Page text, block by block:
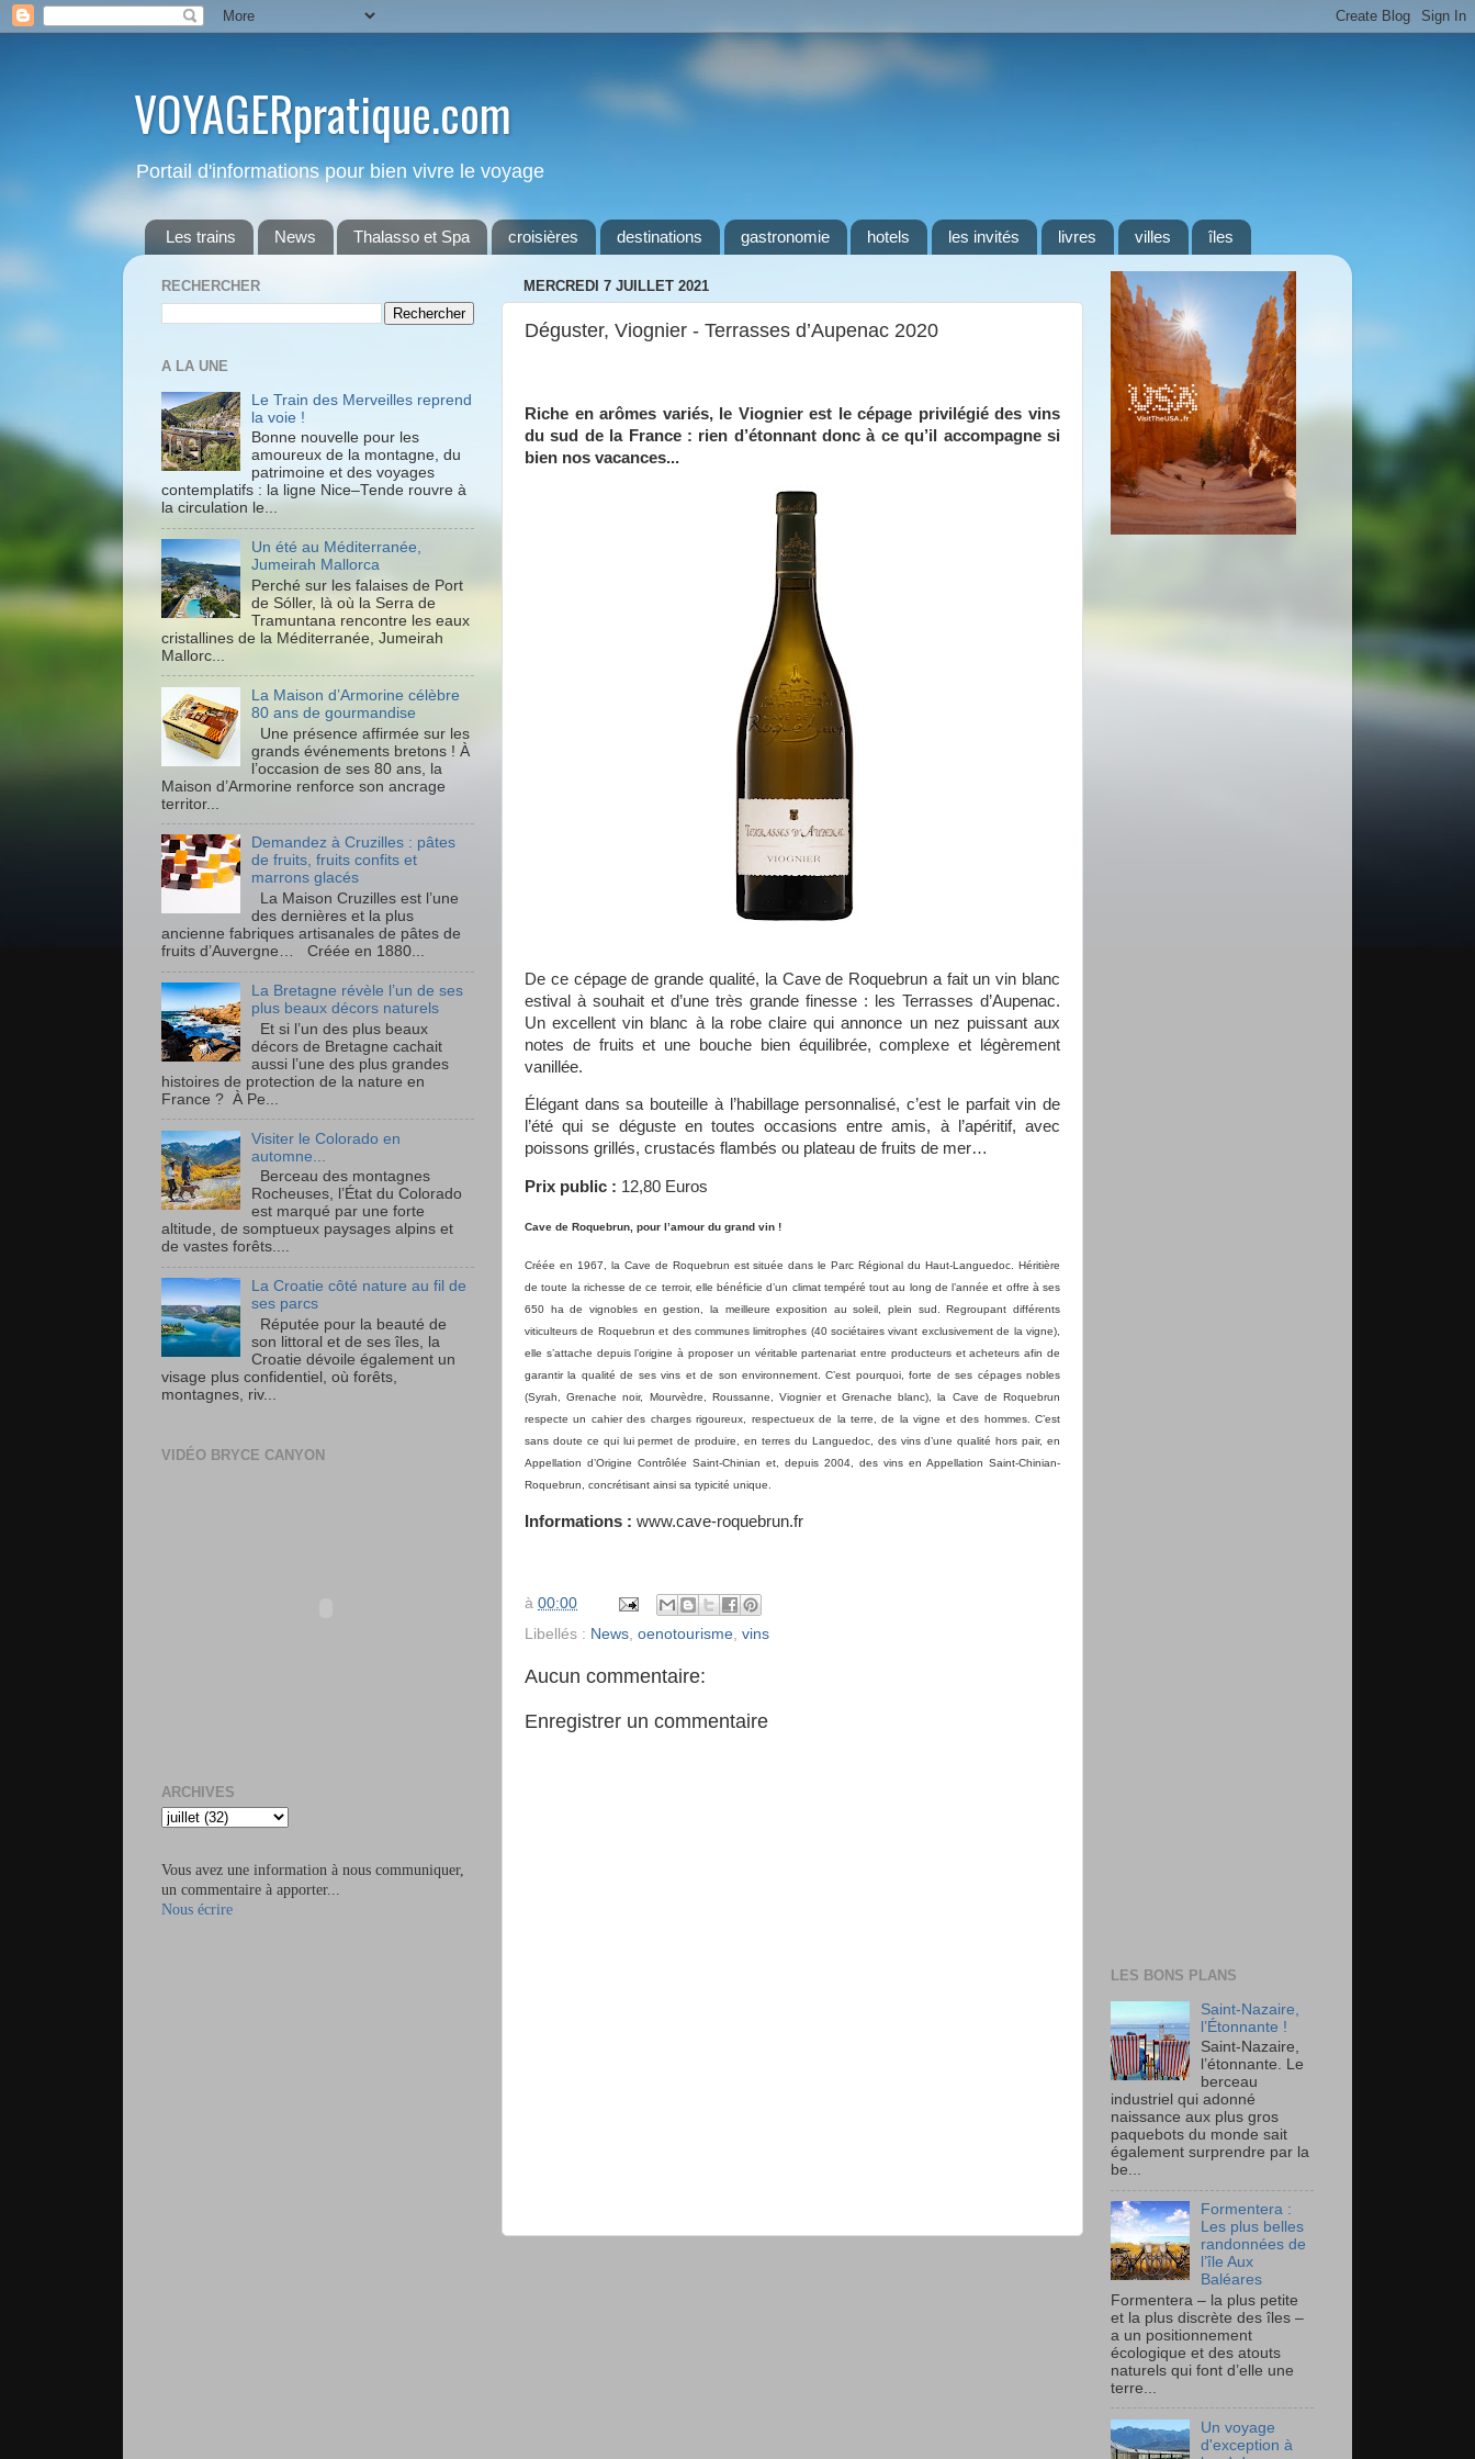
VOYAGERpratique.com
Portail d'informations pour bien vivre le voyage
Les trains News Thalasso et Spa croisières destinations gastronomie hotels les invités livres villes îles
MERCREDI 7 JUILLET 2021
Déguster, Viognier - Terrasses d’Aupenac 2020
Riche en arômes variés, le Viognier est le cépage privilégié des vins
du sud de la France : rien d’étonnant donc à ce qu’il accompagne si
bien nos vacances...
De ce cépage de grande qualité, la Cave de Roquebrun a fait un vin blanc
estival à souhait et d’une très grande finesse : les Terrasses d’Aupenac.
Un excellent vin blanc à la robe claire qui annonce un nez puissant aux
notes de fruits et une bouche bien équilibrée, complexe et légèrement
vanillée.
Élégant dans sa bouteille à l’habillage personnalisé, c’est le parfait vin de
l’été qui se déguste en toutes occasions entre amis, à l’apéritif, avec
poissons grillés, crustacés flambés ou plateau de fruits de mer…
Prix public : 12,80 Euros
Cave de Roquebrun, pour l’amour du grand vin !
Créée en 1967, la Cave de Roquebrun est située dans le Parc Régional du Haut-Languedoc. Héritière
de toute la richesse de ce terroir, elle bénéficie d’un climat tempéré tout au long de l’année et offre à ses
650 ha de vignobles en gestion, la meilleure exposition au soleil, plein sud. Regroupant différents
viticulteurs de Roquebrun et des communes limitrophes (40 sociétaires vivant exclusivement de la vigne),
elle s’attache depuis l’origine à proposer un véritable partenariat entre producteurs et acheteurs afin de
garantir la qualité de ses vins et de son environnement. C’est pourquoi, forte de ses cépages nobles
(Syrah, Grenache noir, Mourvèdre, Roussanne, Viognier et Grenache blanc), la Cave de Roquebrun
respecte un cahier des charges rigoureux, respectueux de la terre, de la vigne et des hommes. C’est
sans doute ce qui lui permet de produire, en terres du Languedoc, des vins d’une qualité hors pair, en
Appellation d’Origine Contrôlée Saint-Chinian et, depuis 2004, des vins en Appellation Saint-Chinian-
Roquebrun, concrétisant ainsi sa typicité unique.
Informations : www.cave-roquebrun.fr
à 00:00
Libellés : News, oenotourisme, vins
Aucun commentaire:
Enregistrer un commentaire
RECHERCHER
A LA UNE
Le Train des Merveilles reprend
la voie !
Bonne nouvelle pour les
amoureux de la montagne, du
patrimoine et des voyages
contemplatifs : la ligne Nice–Tende rouvre à
la circulation le...
Un été au Méditerranée,
Jumeirah Mallorca
Perché sur les falaises de Port
de Sóller, là où la Serra de
Tramuntana rencontre les eaux
cristallines de la Méditerranée, Jumeirah
Mallorc...
La Maison d’Armorine célèbre
80 ans de gourmandise
Une présence affirmée sur les
grands événements bretons ! À
l’occasion de ses 80 ans, la
Maison d’Armorine renforce son ancrage
territor...
Demandez à Cruzilles : pâtes
de fruits, fruits confits et
marrons glacés
La Maison Cruzilles est l’une
des dernières et la plus
ancienne fabriques artisanales de pâtes de
fruits d’Auvergne… Créée en 1880...
La Bretagne révèle l’un de ses
plus beaux décors naturels
Et si l’un des plus beaux
décors de Bretagne cachait
aussi l’une des plus grandes
histoires de protection de la nature en
France ? À Pe...
Visiter le Colorado en
automne...
Berceau des montagnes
Rocheuses, l’État du Colorado
est marqué par une forte
altitude, de somptueux paysages alpins et
de vastes forêts....
La Croatie côté nature au fil de
ses parcs
Réputée pour la beauté de
son littoral et de ses îles, la
Croatie dévoile également un
visage plus confidentiel, où forêts,
montagnes, riv...
VIDÉO BRYCE CANYON
ARCHIVES
Vous avez une information à nous communiquer,
un commentaire à apporter...
Nous écrire
LES BONS PLANS
Saint-Nazaire,
l’Étonnante !
Saint-Nazaire,
l’étonnante. Le
berceau
industriel qui adonné
naissance aux plus gros
paquebots du monde sait
également surprendre par la
be...
Formentera :
Les plus belles
randonnées de
l’île Aux
Baléares
Formentera – la plus petite
et la plus discrète des îles –
a un positionnement
écologique et des atouts
naturels qui font d’elle une
terre...
Un voyage
d'exception à